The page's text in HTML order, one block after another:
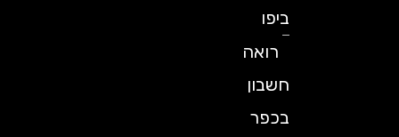
רואה
חשבון
בכפר